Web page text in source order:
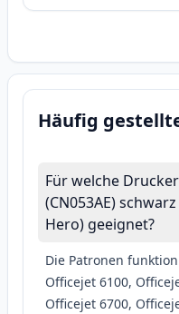
Häufig
Für welche
(CN053AE)
Hero) geeignet?
Die Patronen
Officejet 6100,
Officejet 6700,